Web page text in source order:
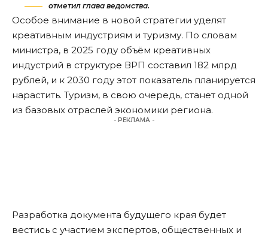
отметил глава ведомства.
Особое внимание в новой стратегии уделят
креативным индустриям и туризму. По словам
министра, в 2025 году объём креативных
индустрий в структуре ВРП составил 182 млрд
рублей, и к 2030 году этот показатель планируется
нарастить. Туризм, в свою очередь, станет одной
из базовых отраслей экономики региона.
- РЕКЛАМА -
Разработка документа будущего края будет
вестись с участием экспертов, общественных и